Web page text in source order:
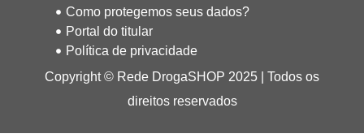
Como protegemos seus dados?
Portal do titular
Política de privacidade
Copyright © Rede DrogaSHOP 2025 | Todos os
direitos reservados